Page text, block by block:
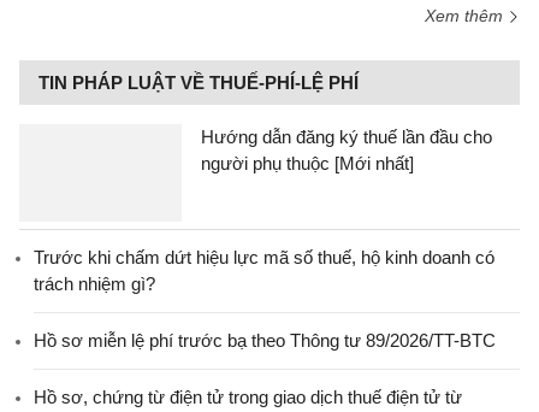
Xem thêm
TIN PHÁP LUẬT VỀ THUẾ-PHÍ-LỆ PHÍ
Hướng dẫn đăng ký thuế lần đầu cho
người phụ thuộc [Mới nhất]
Trước khi chấm dứt hiệu lực mã số thuế, hộ kinh doanh có
trách nhiệm gì?
Hồ sơ miễn lệ phí trước bạ theo Thông tư 89/2026/TT-BTC
Hồ sơ, chứng từ điện tử trong giao dịch thuế điện tử từ